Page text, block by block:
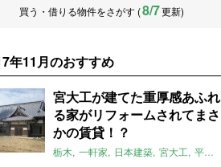
買う・借りる物件をさがす (8/7更新)
年11月のおすすめ
宮大工が建てた重厚感あふれ
る家がリフォームされてまさ
かの賃貸！？
栃木 一軒家 日本建築 宮大工 平屋